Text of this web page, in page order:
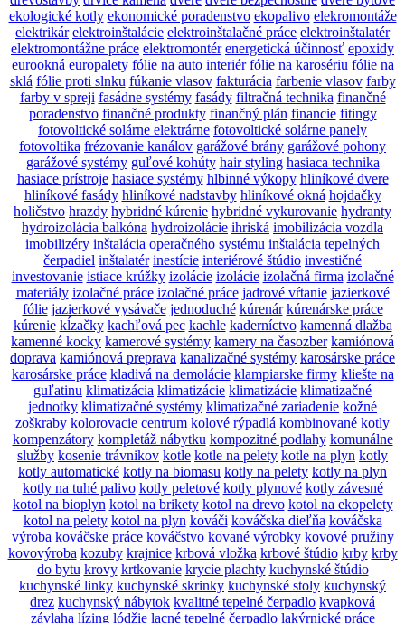
ekologické kotly ekonomické poradenstvo ekopalivo elekromontáže
elektrikár elektroinštalácie elektroinštalačné práce elektroinštalatér
elektromontážne práce elektromontér energetická účinnosť epoxidy
eurookná europalety fólie na auto interiér fólie na karosériu fólie na
sklá fólie proti slnku fúkanie vlasov fakturácia farbenie vlasov farby
farby v spreji fasádne systémy fasády filtračná technika finančné
poradenstvo finančné produkty finančný plán financie fitingy
fotovoltické solárne elektrárne fotovoltické solárne panely
fotovoltika frézovanie kanálov garážové brány garážové pohony
garážové systémy guľové kohúty hair styling hasiaca technika
hasiace prístroje hasiace systémy hlbinné výkopy hliníkové dvere
hliníkové fasády hliníkové nadstavby hliníkové okná hojdačky
holičstvo hrazdy hybridné kúrenie hybridné vykurovanie hydranty
hydroizolácia balkóna hydroizolácie ihriská imobilizácia vozdla
imobilizéry inštalácia operačného systému inštalácia tepelných
čerpadiel inštalatér inestície interiérové štúdio investičné
investovanie istiace krúžky izolácie izolácie izolačná firma izolačné
materiály izolačné práce izolačné práce jadrové vŕtanie jazierkové
fólie jazierkové vysávače jednoduché kúrenár kúrenárske práce
kúrenie kĺzačky kachľová pec kachle kaderníctvo kamenná dlažba
kamenné kocky kamerové systémy kamery na časozber kamiónová
doprava kamiónová preprava kanalizačné systémy karosárske práce
karosárske práce kladivá na demolácie klampiarske firmy kliešte na
guľatinu klimatizácia klimatizácie klimatizácie klimatizačné
jednotky klimatizačné systémy klimatizačné zariadenie kožné
zoškraby kolorovacie centrum kolové rýpadlá kombinované kotly
kompenzátory kompletáž nábytku kompozitné podlahy komunálne
služby kosenie trávnikov kotle kotle na pelety kotle na plyn kotly
kotly automatické kotly na biomasu kotly na pelety kotly na plyn
kotly na tuhé palivo kotly peletové kotly plynové kotly závesné
kotol na bioplyn kotol na brikety kotol na drevo kotol na ekopelety
kotol na pelety kotol na plyn kováči kováčska dieľňa kováčska
výroba kováčske práce kováčstvo kované výrobky kovové pružiny
kovovýroba kozuby krajnice krbová vložka krbové štúdio krby krby
do bytu krovy krtkovanie krycie plachty kuchynské štúdio
kuchynské linky kuchynské skrinky kuchynské stoly kuchynský
drez kuchynský nábytok kvalitné tepelné čerpadlo kvapková
závlaha lízing lódžie lacné tepelné čerpadlo lakýrnické práce